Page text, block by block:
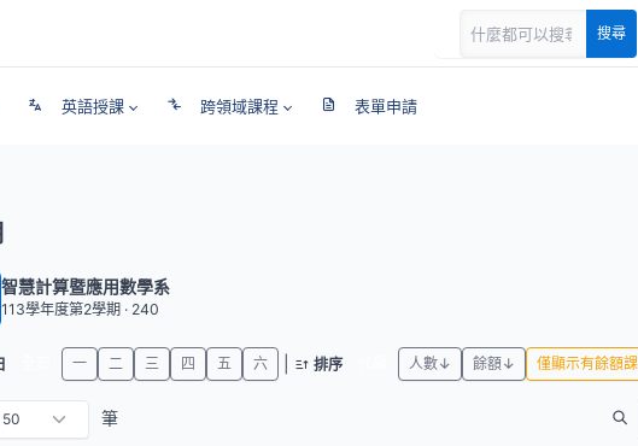
搜尋
英語授課 跨領域課程 表單申請
智慧計算暨應用數學系
113學年度第2學期 · 240
一 二 三 四 五 六 排序 人數↓ 餘額↓ 僅顯示有餘額
筆